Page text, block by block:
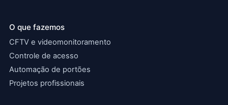
O que fazemos
CFTV e videomonitoramento
Controle de acesso
Automação de portões
Projetos profissionais